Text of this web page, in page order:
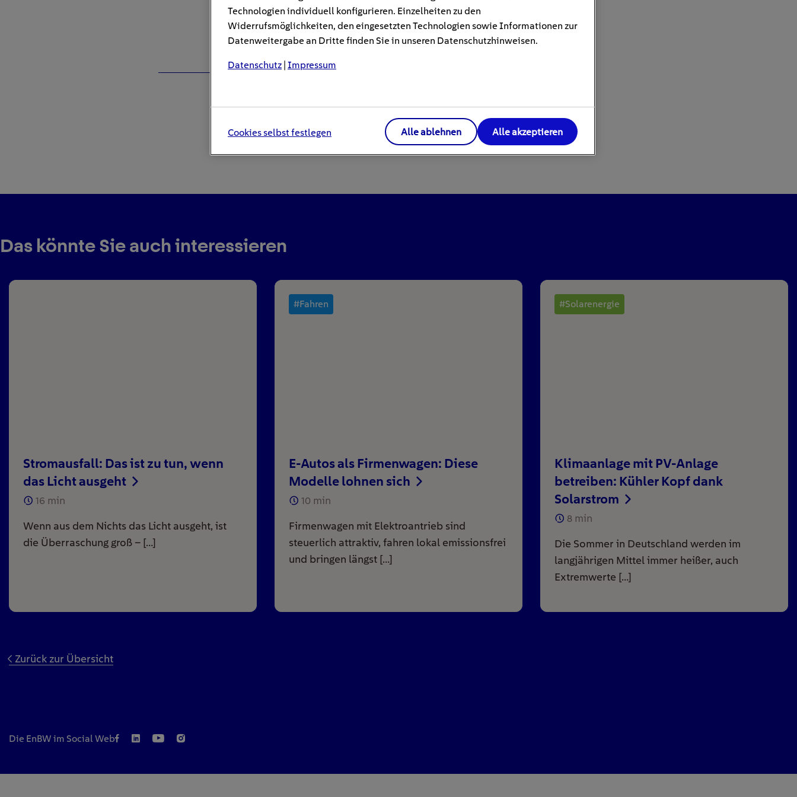
Das könnte Sie auch interessieren
Stromausfall: Das ist zu tun, wenn
das Licht ausgeht
16 min
Wenn aus dem Nichts das Licht ausgeht, ist
die Überraschung groß – […]
#Fahren
E-Autos als Firmenwagen: Diese
Modelle lohnen sich
10 min
Firmenwagen mit Elektroantrieb sind
steuerlich attraktiv, fahren lokal emissionsfrei
und bringen längst […]
#Solarenergie
Klimaanlage mit PV-Anlage
betreiben: Kühler Kopf dank
Solarstrom
8 min
Die Sommer in Deutschland werden im
langjährigen Mittel immer heißer, auch
Extremwerte […]
Zurück zur Übersicht
Die EnBW im Social Web
Technologien individuell konfigurieren. Einzelheiten zu den
Widerrufsmöglichkeiten, den eingesetzten Technologien sowie Informationen zur
Datenweitergabe an Dritte finden Sie in unseren Datenschutzhinweisen.
Datenschutz | Impressum
Cookies selbst festlegen Alle ablehnen Alle akzeptieren